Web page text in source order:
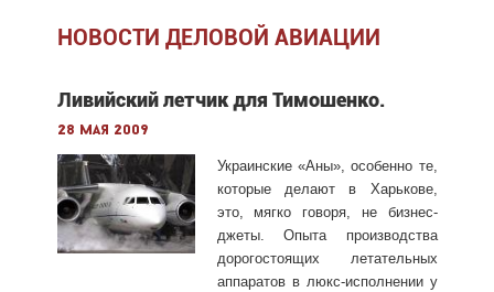
НОВОСТИ ДЕЛОВОЙ АВИАЦИИ
Ливийский летчик для Тимошенко.
28 мая 2009
Украинские «Аны», особенно те,
которые делают в Харькове,
это, мягко говоря, не бизнес-
джеты. Опыта производства
дорогостоящих летательных
аппаратов в люкс-исполнении у